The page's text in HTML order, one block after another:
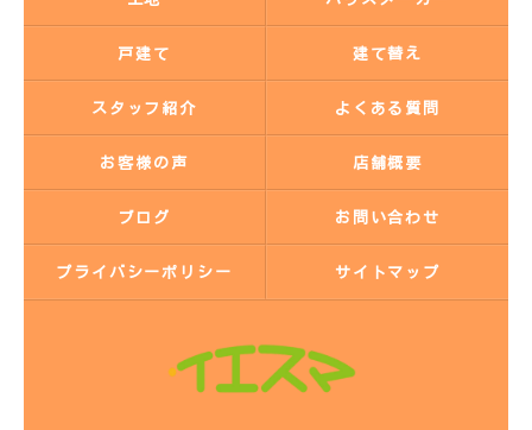
戸建て 建て替え
スタッフ紹介 よくある質問
お客様の声 店舗概要
ブログ お問い合わせ
プライバシーポリシー サイトマップ